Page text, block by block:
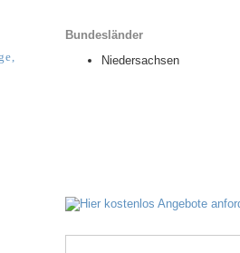
Bundesländer
Niedersachsen